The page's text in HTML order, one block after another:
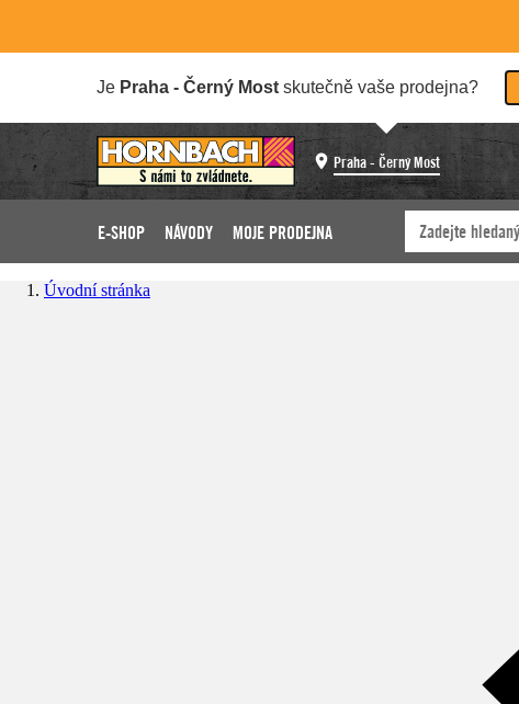
Je Praha - Černý Most skutečně vaše prodejna?
Praha - Černý Most
E-SHOP NÁVODY MOJE PRODEJNA
Úvodní stránka